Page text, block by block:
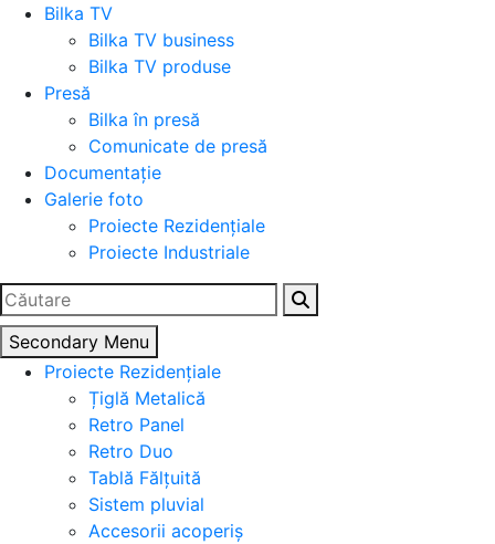
Bilka TV
Bilka TV business
Bilka TV produse
Presă
Bilka în presă
Comunicate de presă
Documentație
Galerie foto
Proiecte Rezidențiale
Proiecte Industriale
Caută
după:
Secondary Menu
Proiecte Rezidențiale
Țiglă Metalică
Retro Panel
Retro Duo
Tablă Fălțuită
Sistem pluvial
Accesorii acoperiș